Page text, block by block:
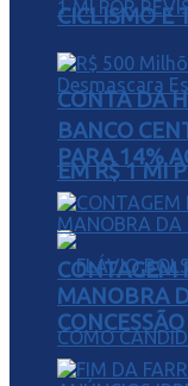
CONTA DA
EM R$ 1 MI
CICLISMO E
BANCO
PARA 14%
CONTAGEM
MANOBRA
CONCESSÃO